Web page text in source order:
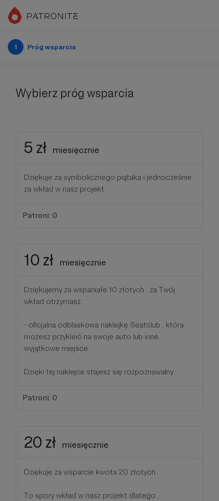
1 Próg wsparcia
Wybierz próg wsparcia
5 zł miesięcznie
Dziękuje za symbolicznego piątaka i jednocześnie
za wkład w nasz projekt.
Patroni: 0
10 zł miesięcznie
Dziękujemy za wspaniałe 10 złotych , za Twój
wkład otrzymasz :
- oficjalna odblaskowa naklejkę Seatclub , która
możesz przykleić na swoje auto lub inne
wyjątkowe miejsce .
Dzięki tej naklejce stajesz się rozpoznawalny .
Patroni: 0
20 zł miesięcznie
Dziękuje za wsparcie kwota 20 złotych.
To spory wkład w nasz projekt dlatego ,